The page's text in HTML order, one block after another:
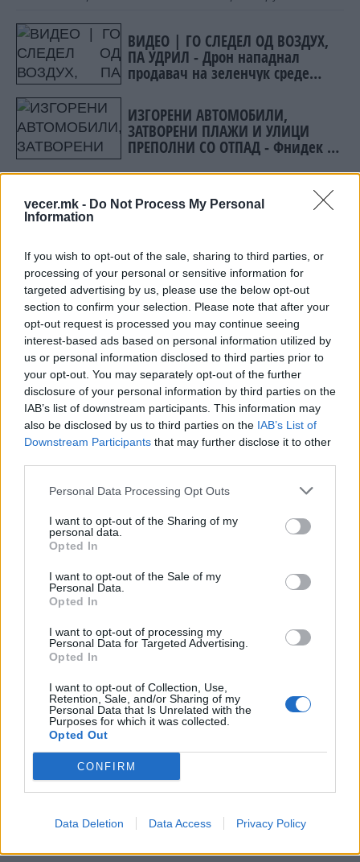
vecer.mk - Do Not Process My Personal
Information
If you wish to opt-out of the sale, sharing to third parties, or
processing of your personal or sensitive information for
targeted advertising by us, please use the below opt-out
section to confirm your selection. Please note that after your
opt-out request is processed you may continue seeing
interest-based ads based on personal information utilized by
us or personal information disclosed to third parties prior to
your opt-out. You may separately opt-out of the further
disclosure of your personal information by third parties on the
IAB’s list of downstream participants. This information may
also be disclosed by us to third parties on the IAB’s List of
Downstream Participants that may further disclose it to other
Personal Data Processing Opt Outs
I want to opt-out of the Sharing of my
personal data.
Opted In
I want to opt-out of the Sale of my
Personal Data.
Opted In
I want to opt-out of processing my
Personal Data for Targeted Advertising.
Opted In
I want to opt-out of Collection, Use,
Retention, Sale, and/or Sharing of my
Personal Data that Is Unrelated with the
Purposes for which it was collected.
Opted Out
CONFIRM
Data Deletion Data Access Privacy Policy
ВИДЕО | ГО СЛЕДЕЛ ОД ВОЗДУХ,
ПА УДРИЛ - Дрон нападнал
продавач на зеленчук среде
ИЗГОРЕНИ АВТОМОБИЛИ,
ЗАТВОРЕНИ ПЛАЖИ И УЛИЦИ
ПРЕПОЛНИ СО ОТПАД - Фнидек во
Сеута
Ахмети кажа што го мачи:
СЛУШАМ, САКААТ ДА СЕ СУДИ
ЗА ВОЕНИТЕ ЗЛОСТРОСТВА НА
УЧК...
ИСТОРИСКО ОБЕДИНУВАЊЕ НА
МАКЕДОНЦИТЕ ВО СРБИЈА:
ФОРМИРАН МАКЕДОНСКИОТ
НАЦИОНАЛЕН СОЈУЗ
ТЕЖОК ДЕН И ЈАВНО
ДЕМОЛИРАЊЕ НА ФИЛИПЧЕ:
Мицкоски откри дека
човекот појма нема од
ништо, освен за кеш
ПРЕДУПРЕДЕНИ СЕ: „Бугарија
итно ја преиспитува својата
одлука“
БИДЕ ЗА НА ЛЕКАР, а потоа...
СУДСКАТА МАФИЈА РАБОТИ
ВАКА - Судијата Вулнет Винца
на бизнисменот Марковски
Северна Кореја и Русија градат
мистериозен мост
Исчезнаа десетмина
алпинисти во лавина во
Пакистан- меѓу нив и познат
БЕЛ ШТРАЈК НА ГРАНИЦИТЕ:
Вака не било никогаш на
„Евзони“, а на „Градина“ се
чека и пет часа
ЈА НАПУШТААТ АЛБАНИЈА, се